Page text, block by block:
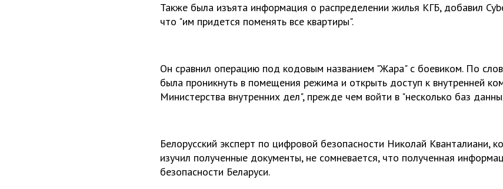
Также была изъята информация о распределении жилья КГБ, добавил
что "им придется поменять все квартиры".
Он сравнил операцию под кодовым названием "Жара" с боевиком. По
была проникнуть в помещения режима и открыть доступ к внутренней
Министерства внутренних дел", прежде чем войти в "несколько баз
Белорусский эксперт по цифровой безопасности Николай Кванталиани,
изучил полученные документы, не сомневается, что полученная
безопасности Беларуси.